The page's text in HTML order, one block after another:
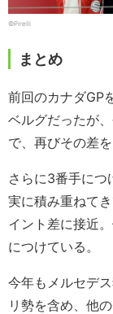
©Pirelli
まとめ
前回のカナダGP
ベルグだったが
で、再びその差
さらに3番手に
実に積み重ねて
イント差に接近
につけている。
今年もメルセデ
リ勢を含め、他